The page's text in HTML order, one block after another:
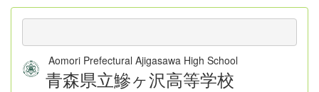
Aomori Prefectural Ajigasawa High School
青森県立鰺ヶ沢高等学校